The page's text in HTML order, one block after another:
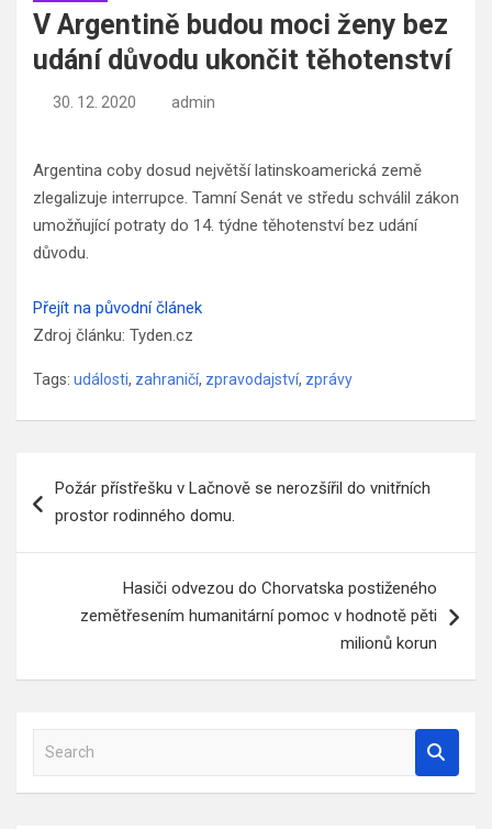
V Argentině budou moci ženy bez
udání důvodu ukončit těhotenství
30. 12. 2020 admin
Argentina coby dosud největší latinskoamerická země
zlegalizuje interrupce. Tamní Senát ve středu schválil zákon
umožňující potraty do 14. týdne těhotenství bez udání
důvodu.
Přejít na původní článek
Zdroj článku: Tyden.cz
Tags: události, zahraničí, zpravodajství, zprávy
proPožár přístřešku v Lačnově se nerozšířil do vnitřních
prostor rodinného domu.
Hasiči odvezou do Chorvatska postiženého
zemětřesením humanitární pomoc v hodnotě pěti
milionů korun
a